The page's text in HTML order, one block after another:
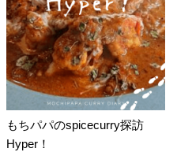
もちパパのspicecurry探訪
Hyper！